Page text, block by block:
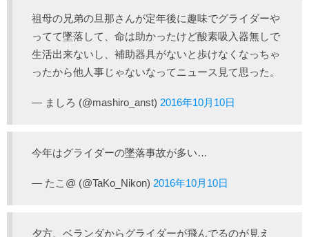
祖母の兄弟の旦那さんが定年後に趣味でグライダーや
ってて墜落して、命は助かったけど酸素吸入器無しで
生活出来ないし、補助器具がないと歩けなくなっちゃ
ったから他人事じゃないなってニュース見て思った。
— ましろ (@mashiro_anst) 2016年10月10日
今年はグライダーの墜落事故が多い…
— たこ@ (@TaKo_Nikon) 2016年10月10日
夕方、ベランダからグライダーが飛んでるのが見え